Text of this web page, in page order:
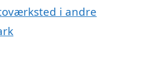
i andre